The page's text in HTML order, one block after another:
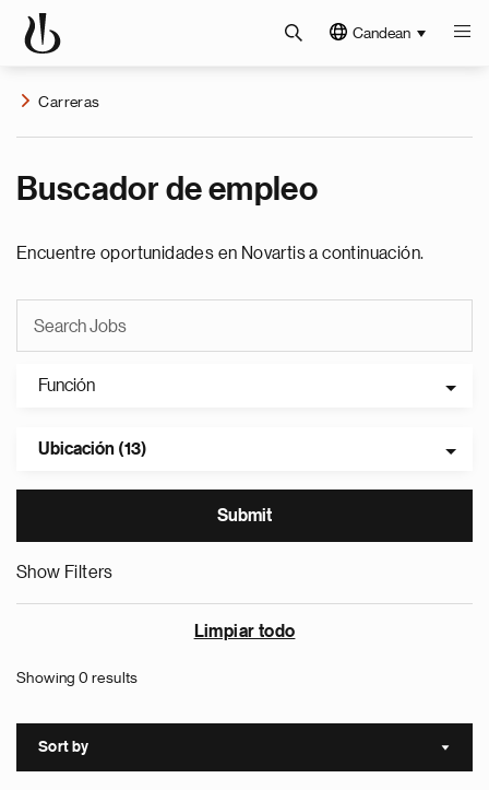
Candean
Carreras
Buscador de empleo
Encuentre oportunidades en Novartis a continuación.
Función
Ubicación (13)
Show Filters
Limpiar todo
Showing 0 results
Sort by Sort